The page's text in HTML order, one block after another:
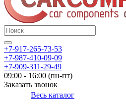
+7-917-265-73-53
+7-987-410-09-09
+7-909-311-29-49
09:00 - 16:00 (пн-пт)
Заказать звонок
Весь каталог